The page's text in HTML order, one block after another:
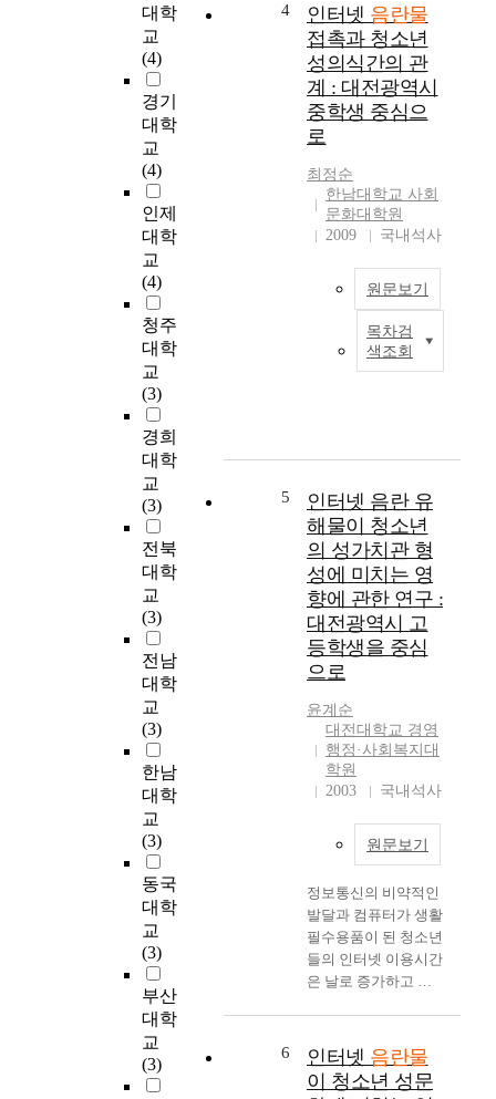
대학
교
(4)
경기
대학
교
(4)
인제
대학
교
(4)
청주
대학
교
(3)
경희
대학
교
(3)
전북
대학
교
(3)
전남
대학
교
(3)
한남
대학
교
(3)
동국
대학
교
(3)
부산
대학
교
(3)
청
4 인터넷 음란물
접촉과 청소년
성의식간의 관
계 : 대전광역시
중학생 중심으
로
최정순
한남대학교 사회
문화대학원
2009
국내석사
원문보기
목차검
색조회
5
인터넷 음란 유
해물이 청소년
의 성가치관 형
성에 미치는 영
향에 관한 연구 :
대전광역시 고
등학생을 중심
으로
윤계순
대전대학교 경영
행정·사회복지대
학원
2003
국내석사
원문보기
정보통신의 비약적인
발달과 컴퓨터가 생활
필수용품이 된 청소년
들의 인터넷 이용시간
은 날로 증가하고 있
중요한 정보원으로서
의 기능을 하고 있는
시점에서 인터넷을 통
6 인터넷 음란물
이 청소년 성문